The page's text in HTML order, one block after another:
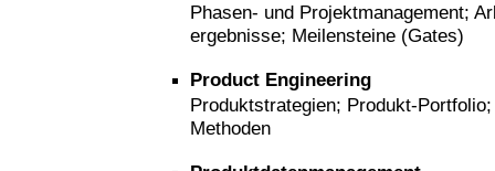
Phasen- und Projektmanagement;
ergebnisse; Meilensteine (Gates)
Product Engineering
Produktstrategien; Produkt-
Methoden